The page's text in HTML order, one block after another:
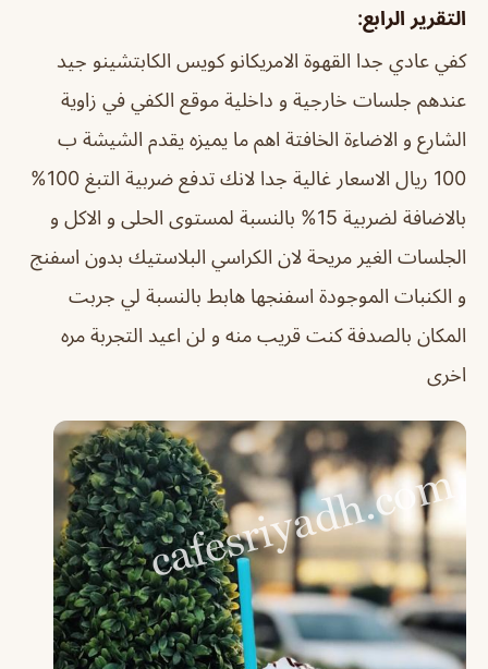
التقرير الرابع:
كفي عادي جدا القهوة الامريكانو كويس الكابتشينو جيد
عندهم جلسات خارجية و داخلية موقع الكفي في زاوية
الشارع و الاضاءة الخافتة اهم ما يميزه يقدم الشيشة ب
100 ريال الاسعار غالية جدا لانك تدفع ضربية التبغ 100%
بالاضافة لضربية 15% بالنسبة لمستوى الحلى و الاكل و
الجلسات الغير مريحة لان الكراسي البلاستيك بدون اسفنج
و الكنبات الموجودة اسفنجها هابط بالنسبة لي جربت
المكان بالصدفة كنت قريب منه و لن اعيد التجربة مره
اخرى